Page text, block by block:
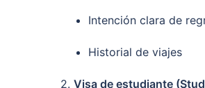
Intención clara de
Historial de viajes
2. Visa de estudiante